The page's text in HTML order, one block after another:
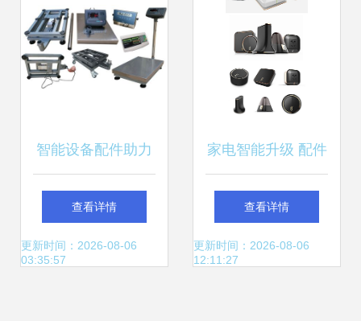
智能设备配件助力
电子台秤未来新发
展
查看详情
更新时间：2026-08-06
03:35:57
家电智能升级 配件
选购与安装全指南
查看详情
更新时间：2026-08-06
12:11:27